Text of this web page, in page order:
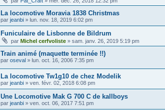
La locomotive Moravia 1838 Christmas
par jeanbi » lun. nov. 18, 2019 6:02 pm
Funiculaire de Lisbonne de Bildrum
par Michel cerfvoliste » sam. janv. 26, 2019 5:19 pm
Train animé (maquette terminée !!)
par oseval » lun. oct. 16, 2006 7:35 pm
La locomotive Tw1g10 de chez Modelik
par jeanbi » ven. févr. 02, 2018 6:08 pm
Une Locomotive Mak G 700 C de kallboys
par jeanbi » ven. oct. 06, 2017 7:51 pm